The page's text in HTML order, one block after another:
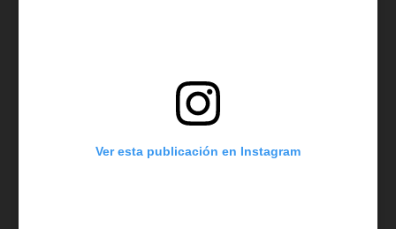
Ver esta publicación en Instagram